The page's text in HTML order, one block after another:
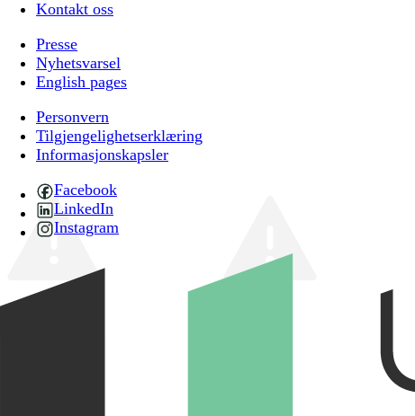
Kontakt oss
Presse
Nyhetsvarsel
English pages
Personvern
Tilgjengelighetserklæring
Informasjonskapsler
Facebook
LinkedIn
Instagram